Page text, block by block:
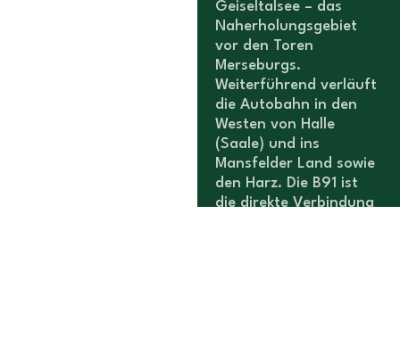
Geiseltalsee – das
Naherholungsgebiet
vor den Toren
Merseburgs.
Weiterführend verläuft
die Autobahn in den
Westen von Halle
(Saale) und ins
Mansfelder Land sowie
den Harz. Die B91 ist
die direkte Verbindung